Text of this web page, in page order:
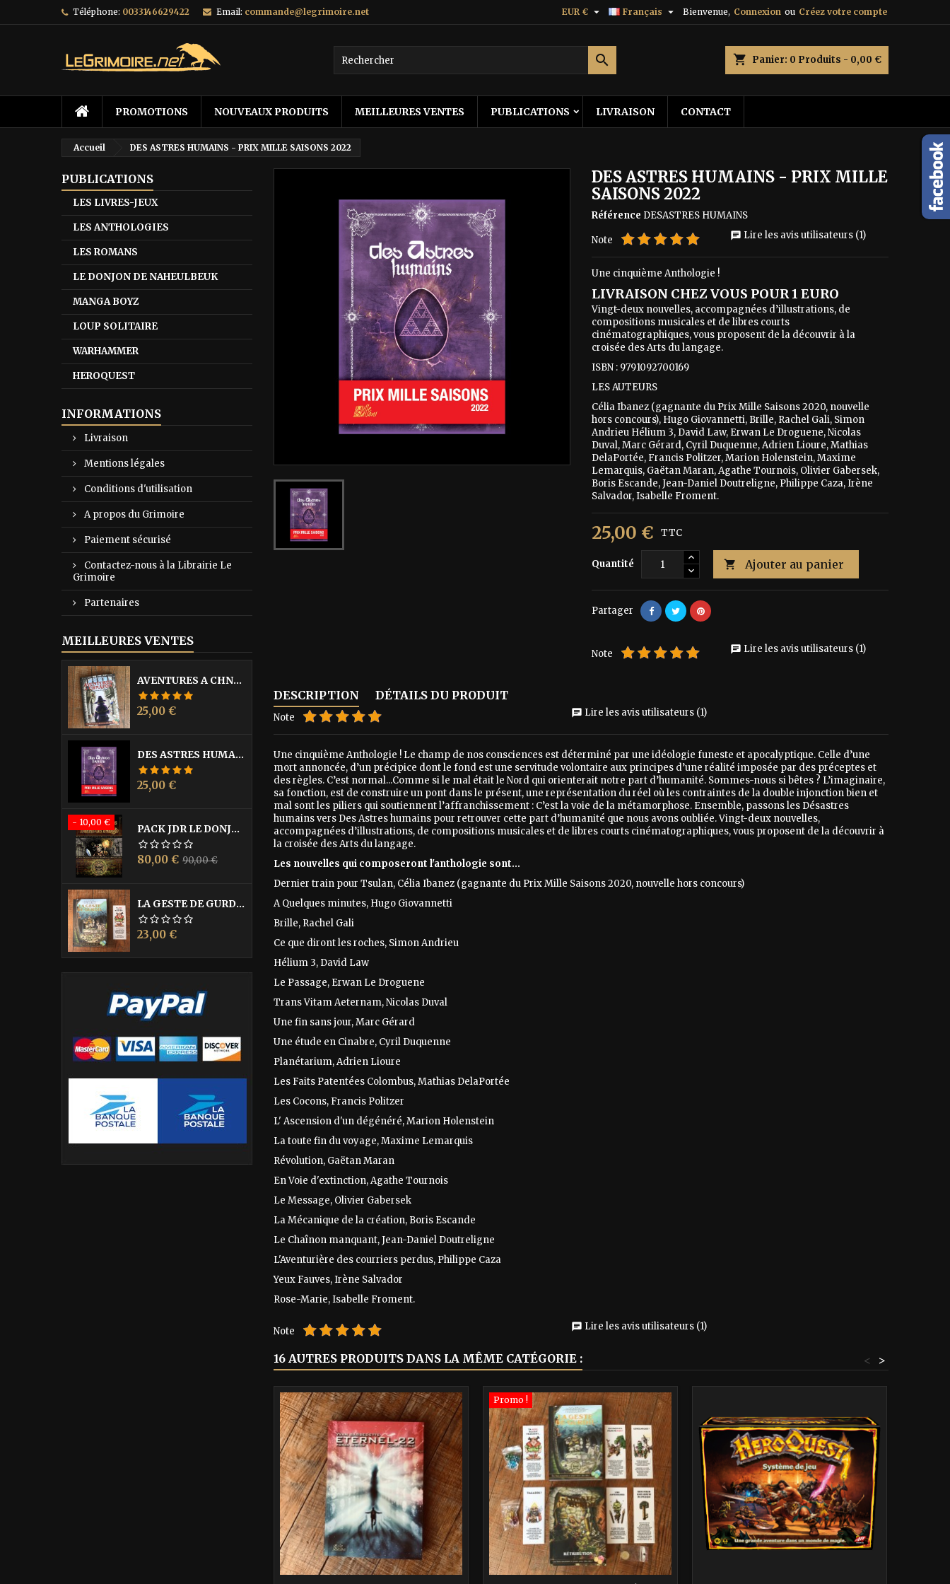
Téléphone: 0033146629422 Email: commande@legrimoire.net Bienvenue, Connexion ou Créez votre compte
Français 
EUR € 
shopping_cart Panier: 0 Produits - 0,00 €

PROMOTIONS NOUVEAUX PRODUITS MEILLEURES VENTES PUBLICATIONS LIVRAISON CONTACT
Accueil DES ASTRES HUMAINS - PRIX MILLE SAISONS 2022
PUBLICATIONS
LES LIVRES-JEUX
LES ANTHOLOGIES
LES ROMANS
LE DONJON DE NAHEULBEUK
MANGA BOYZ
LOUP SOLITAIRE
WARHAMMER
HEROQUEST
INFORMATIONS
Livraison
Mentions légales
Conditions d'utilisation
A propos du Grimoire
Paiement sécurisé
Contactez-nous à la Librairie Le
Grimoire
Partenaires
MEILLEURES VENTES
AVENTURES A CHNAFON - DONJON DE NAHEULBEUK
Prix
25,00 €
DES ASTRES HUMAINS - PRIX MILLE SAISONS 2022
Prix
25,00 €
- 10,00 €
PACK JDR LE DONJON DE NAHEULBEUK COMPLET
Prix
80,00 € Prix
90,00 €
LA GESTE DE GURDIL (PROSPECTION) - DONJON DE NAHEULBEUK
Prix
23,00 €
DES ASTRES HUMAINS - PRIX MILLE
SAISONS 2022
Référence DESASTRES HUMAINS
Note chat Lire les avis utilisateurs (1)
Une cinquième Anthologie !
LIVRAISON CHEZ VOUS POUR 1 EURO
Vingt-deux nouvelles, accompagnées d’illustrations, de
compositions musicales et de libres courts
cinématographiques, vous proposent de la découvrir à la
croisée des Arts du langage.
ISBN : 9791092700169
LES AUTEURS
Célia Ibanez (gagnante du Prix Mille Saisons 2020, nouvelle
hors concours), Hugo Giovannetti, Brille, Rachel Gali, Simon
Andrieu Hélium 3, David Law, Erwan Le Droguene, Nicolas
Duval, Marc Gérard, Cyril Duquenne, Adrien Lioure, Mathias
DelaPortée, Francis Politzer, Marion Holenstein, Maxime
Lemarquis, Gaëtan Maran, Agathe Tournois, Olivier Gabersek,
Boris Escande, Jean-Daniel Doutreligne, Philippe Caza, Irène
Salvador, Isabelle Froment.
25,00 € TTC
Quantité  Ajouter au panier
Partager
Note chat Lire les avis utilisateurs (1)
DESCRIPTION DÉTAILS DU PRODUIT
Note chat Lire les avis utilisateurs (1)
Une cinquième Anthologie ! Le champ de nos consciences est déterminé par une idéologie funeste et apocalyptique. Celle d’une
mort annoncée, d’un précipice dont le fond est une servitude volontaire aux principes d’une réalité imposée par des préceptes et
des règles. C’est normal...Comme si le mal était le Nord qui orienterait notre part d’humanité. Sommes-nous si bêtes ? L’imaginaire,
sa fonction, est de construire un pont dans le présent, une représentation du réel où les contraintes de la double injonction bien et
mal sont les piliers qui soutiennent l’affranchissement : C’est la voie de la métamorphose. Ensemble, passons les Désastres
humains vers Des Astres humains pour retrouver cette part d’humanité que nous avons oubliée. Vingt-deux nouvelles,
accompagnées d’illustrations, de compositions musicales et de libres courts cinématographiques, vous proposent de la découvrir à
la croisée des Arts du langage.
Les nouvelles qui composeront l'anthologie sont...
Dernier train pour Tsulan, Célia Ibanez (gagnante du Prix Mille Saisons 2020, nouvelle hors concours)
A Quelques minutes, Hugo Giovannetti
Brille, Rachel Gali
Ce que diront les roches, Simon Andrieu
Hélium 3, David Law
Le Passage, Erwan Le Droguene
Trans Vitam Aeternam, Nicolas Duval
Une fin sans jour, Marc Gérard
Une étude en Cinabre, Cyril Duquenne
Planétarium, Adrien Lioure
Les Faits Patentées Colombus, Mathias DelaPortée
Les Cocons, Francis Politzer
L' Ascension d'un dégénéré, Marion Holenstein
La toute fin du voyage, Maxime Lemarquis
Révolution, Gaëtan Maran
En Voie d'extinction, Agathe Tournois
Le Message, Olivier Gabersek
La Mécanique de la création, Boris Escande
Le Chaînon manquant, Jean-Daniel Doutreligne
L'Aventurière des courriers perdus, Philippe Caza
Yeux Fauves, Irène Salvador
Rose-Marie, Isabelle Froment.
Note chat Lire les avis utilisateurs (1)
16 AUTRES PRODUITS DANS LA MÊME CATÉGORIE : >
<
Promo !